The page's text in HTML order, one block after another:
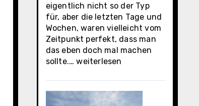
eigentlich nicht so der Typ
für, aber die letzten Tage und
Wochen, waren vielleicht vom
Zeitpunkt perfekt, dass man
das eben doch mal machen
sollte.…Los
Municipality
weiterlesen